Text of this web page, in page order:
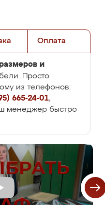
Оплата
и
Просто
из телефонов:
665-24-01,
менеджер быстро